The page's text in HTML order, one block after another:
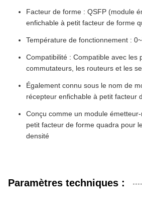
Facteur de forme : QSFP (module
enfichable à petit facteur de forme
Température de fonctionnement :
Compatibilité : Compatible avec les
commutateurs, les routeurs et les
Également connu sous le nom de
récepteur enfichable à petit facteur
Conçu comme un module
petit facteur de forme quadra pour
densité
Paramètres techniques :